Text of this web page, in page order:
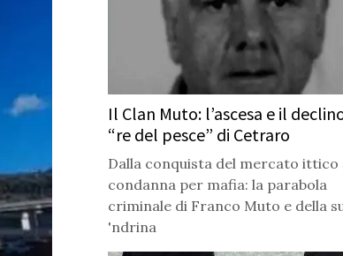
Il Clan Muto: l’ascesa e il
“re del pesce” di Cetraro
Dalla conquista del mercato ittico
condanna per mafia: la parabola
criminale di Franco Muto e della
'ndrina